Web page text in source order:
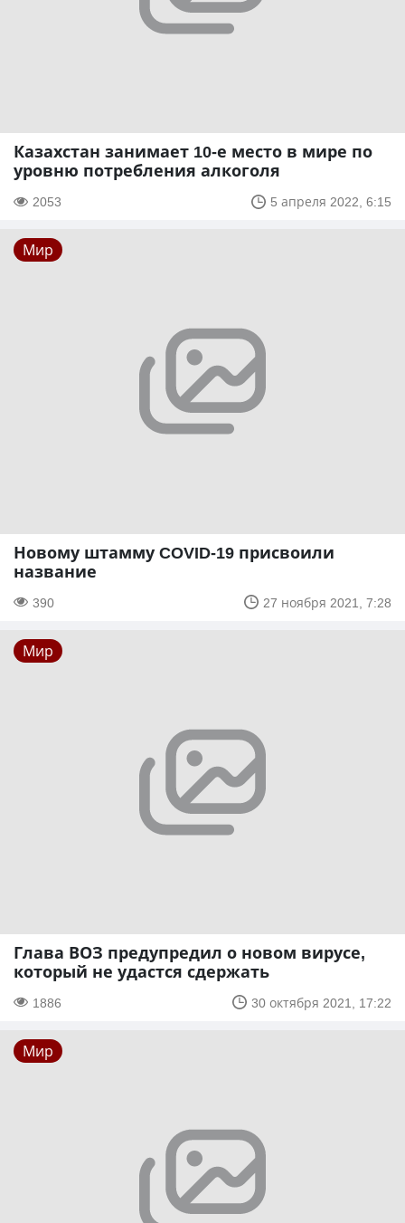
Казахстан занимает 10-е место в мире по
уровню потребления алкоголя
2053 5 апреля 2022, 6:15
Мир
Новому штамму COVID-19 присвоили
название
390 27 ноября 2021, 7:28
Мир
Глава ВОЗ предупредил о новом вирусе,
который не удастся сдержать
1886 30 октября 2021, 17:22
Мир